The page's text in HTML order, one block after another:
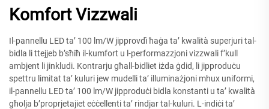
Komfort Vizzwali
Il-pannellu LED ta’ 100 lm/W jipprovdì ħaġa ta’ kwalità superjuri tal-
bidla li ttejjeb b’sħiħ il-kumfort u l-performazzjoni vizzwali f’kull
ambjent li jinkludi. Kontrarju għall-bidliet iżda ġdid, li jipproduċu
spettru limitat ta’ kuluri jew mudelli ta’ illuminażjoni mhux uniformi,
il-pannellu LED ta’ 100 lm/W jipproduċi bidla konstanti u ta’ kwalità
għolja b’proprjetajiet eċċellenti ta’ rindjar tal-kuluri. L-indiċi ta’